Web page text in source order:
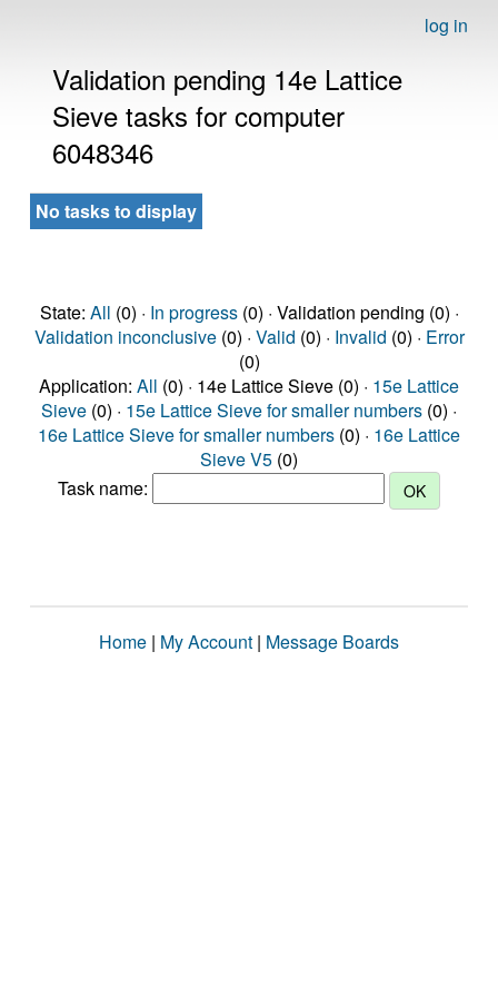
log in
Validation pending 14e Lattice
Sieve tasks for computer
6048346
No tasks to display
State: All (0) · In progress(0) · Validation pending (0) ·
Validation inconclusive(0) · Valid (0) · Invalid (0) · Error
(0)
Application: All (0) · 14e Lattice Sieve (0) · 15e Lattice
Sieve (0) · 15e Lattice Sieve for smaller numbers (0) ·
16e Lattice Sieve for smaller numbers (0) · 16e Lattice
Sieve V5 (0)
Task name:
Home | My Account | Message Boards